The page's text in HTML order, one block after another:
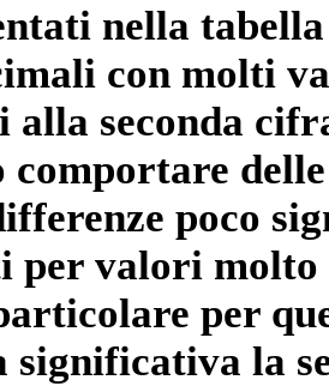
nella
con molti
seconda
comportare
poco
per valori
per
la